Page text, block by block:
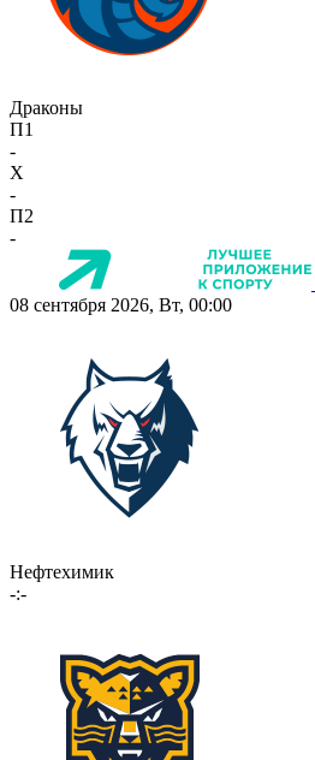
Драконы
П1
-
X
-
П2
-
08 сентября 2026, Вт, 00:00
Нефтехимик
-:-